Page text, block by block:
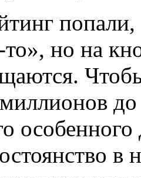
но на
в